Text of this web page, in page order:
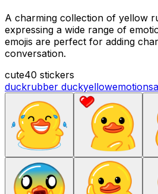
A charming collection of yellow
expressing a wide range of
emojis are perfect for adding
conversation.
cute40 stickers
duckrubber duckyellowemotions